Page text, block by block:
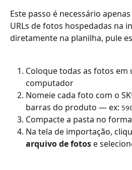
Este passo é necessário
URLs de fotos hospedadas na
diretamente na planilha, pule
Coloque todas as fotos em
computador
Nomeie cada foto com o
barras do produto — ex:
Compacte a pasta no
Na tela de importação,
arquivo de fotos e